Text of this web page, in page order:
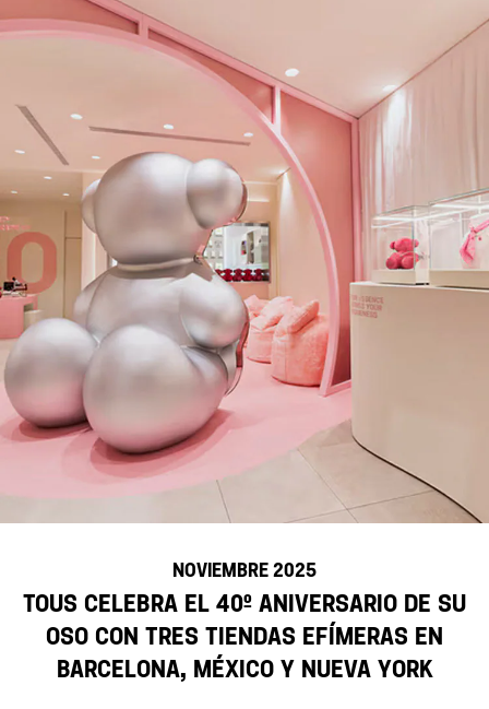
NOVIEMBRE 2025
TOUS celebra el 40º aniversario de su
Oso con tres tiendas efímeras en
Barcelona, México y Nueva York